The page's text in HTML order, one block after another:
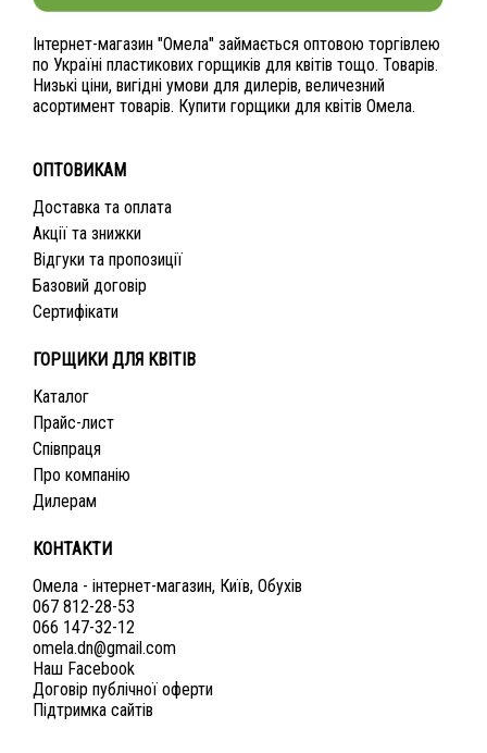
Інтернет-магазин "Омела" займається оптовою торгівлею
по Україні пластикових горщиків для квітів тощо. Товарів.
Низькі ціни, вигідні умови для дилерів, величезний
асортимент товарів. Купити горщики для квітів Омела.
ОПТОВИКАМ
Доставка та оплата
Акції та знижки
Відгуки та пропозиції
Базовий договір
Сертифікати
ГОРЩИКИ ДЛЯ КВІТІВ
Каталог
Прайс-лист
Співпраця
Про компанію
Дилерам
КОНТАКТИ
Омела - інтернет-магазин, Київ, Обухів
067 812-28-53
066 147-32-12
omela.dn@gmail.com
Наш Facebook
Договір публічної оферти
Підтримка сайтів